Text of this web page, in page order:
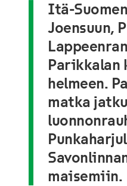
Itä-
Joensuun,
helmeen.
matka
maisemiin.